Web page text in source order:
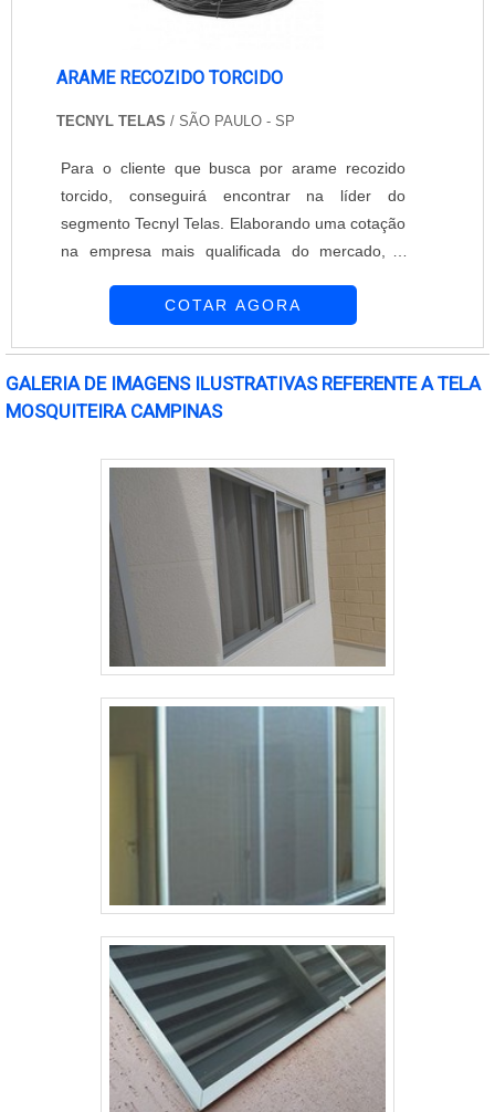
ARAME RECOZIDO TORCIDO
TECNYL TELAS / SÃO PAULO - SP
Para o cliente que busca por arame recozido
torcido, conseguirá encontrar na líder do
segmento Tecnyl Telas. Elaborando uma cotação
na empresa mais qualificada do mercado, é
mais competente do ramo.É importante lembrar
garantir a qualidade e durabilidade dos
materiais, além de evitar prejuízos com
cumprem com suas funções adequadamente.
Assim, é possível poupar gastos
desnecessários.DETALHES SOBRE O ARAME
RECOZIDO TORCIDOSe alguém pesquisar
arame recozido torcido em uma empresa
inovadora, descobre a Tecnyl Telas. A empresa
tem em seu escopo telas para amarração de
alvenaria e redes de proteção, disponibilizando
seus clientes.Existem muitas formas diferentes
de demonstrar conhecimento e autoridade em
uma área de atuação. Boas razões pelas quais a
Tecnyl Telas é líder sempre que buscar por
arame recozido torcido: Comprometida com os
serviços; Responsável; Altamente qualificada;
Inovadora; Segura. REFERÊNCIA DE
QUALIDADE NO SEGMENTOSomente na Tecnyl
Telas existem as melhores condições para quem
COTAR AGORA
GALERIA DE IMAGENS ILUSTRATIVAS REFERENTE A TELA
MOSQUITEIRA CAMPINAS